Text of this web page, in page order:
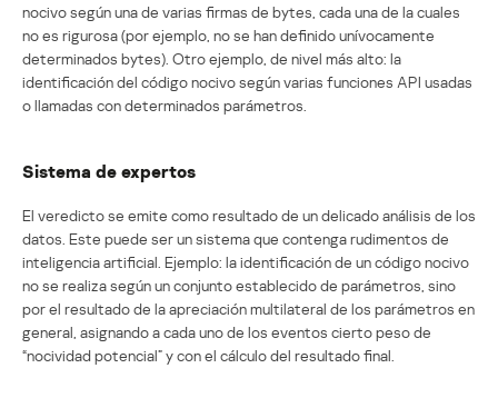
nocivo según una de varias firmas de bytes, cada una de la cuales
no es rigurosa (por ejemplo, no se han definido unívocamente
determinados bytes). Otro ejemplo, de nivel más alto: la
identificación del código nocivo según varias funciones API usadas
o llamadas con determinados parámetros.
Sistema de expertos
El veredicto se emite como resultado de un delicado análisis de los
datos. Este puede ser un sistema que contenga rudimentos de
inteligencia artificial. Ejemplo: la identificación de un código nocivo
no se realiza según un conjunto establecido de parámetros, sino
por el resultado de la apreciación multilateral de los parámetros en
general, asignando a cada uno de los eventos cierto peso de
“nocividad potencial” y con el cálculo del resultado final.